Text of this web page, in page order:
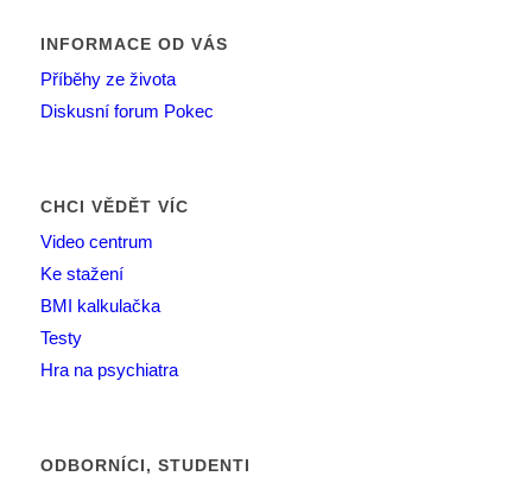
INFORMACE OD VÁS
Příběhy ze života
Diskusní forum Pokec
CHCI VĚDĚT VÍC
Video centrum
Ke stažení
BMI kalkulačka
Testy
Hra na psychiatra
ODBORNÍCI, STUDENTI